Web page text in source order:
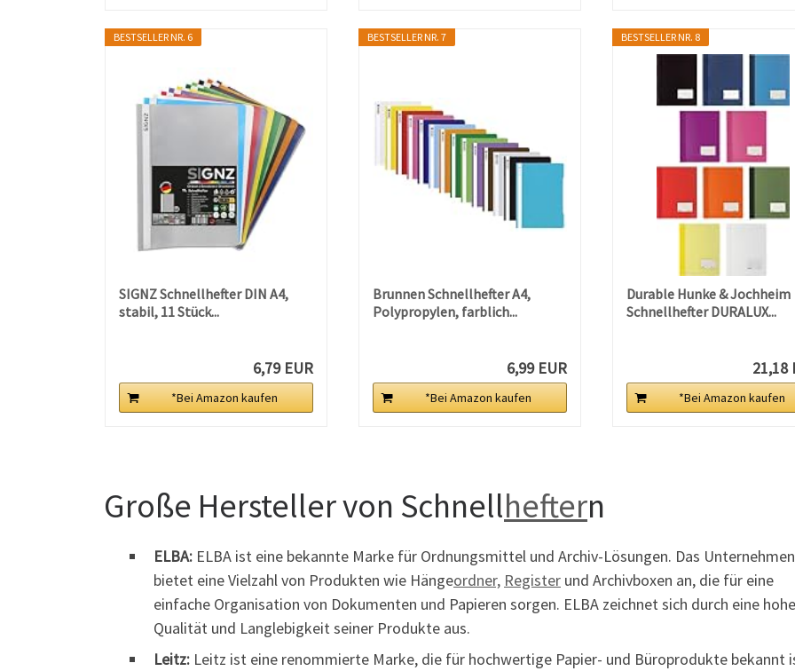
BESTSELLER NR. 6
SIGNZ Schnellhefter DIN A4,
stabil, 11 Stück...
6,79 EUR
*Bei Amazon kaufen
BESTSELLER NR. 7
Brunnen Schnellhefter A4,
Polypropylen, farblich...
6,99 EUR
*Bei Amazon kaufen
BESTSELLER NR. 8
Durable Hunke & Jochheim
Schnellhefter DURALUX...
21,18
*Bei Amazon kaufen
Große Hersteller von Schnellheftern
ELBA: ELBA ist eine bekannte Marke für Ordnungsmittel und Archiv-Lösungen. Das Unternehmen
bietet eine Vielzahl von Produkten wie Hängeordner, Register und Archivboxen an, die für eine
einfache Organisation von Dokumenten und Papieren sorgen. ELBA zeichnet sich durch eine hohe
Qualität und Langlebigkeit seiner Produkte aus.
Leitz: Leitz ist eine renommierte Marke, die für hochwertige Papier- und Büroprodukte bekannt